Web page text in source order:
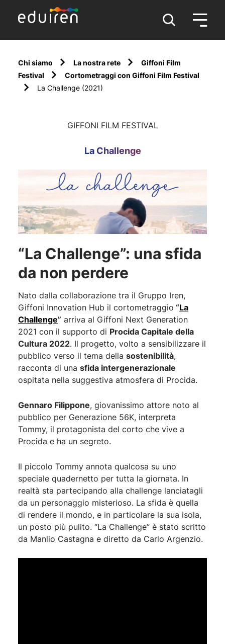
Chi siamo La nostra rete
Giffoni Film
Festival
Cortometraggi con Giffoni Film Festival
La Challenge (2021)
GIFFONI FILM FESTIVAL
La Challenge
“La Challenge”: una sfida
da non perdere
Nato dalla collaborazione tra il Gruppo Iren,
Giffoni Innovation Hub il cortometraggio “La
Challenge” arriva al Giffoni Next Generation
2021 con il supporto di Procida Capitale della
Cultura 2022. Il progetto, volto a sensibilizzare il
pubblico verso il tema della sostenibilità,
racconta di una sfida intergenerazionale
ospitata nella suggestiva atmosfera di Procida.
Gennaro Filippone, giovanissimo attore noto al
pubblico per Generazione 56K, interpreta
Tommy, il protagonista del corto che vive a
Procida e ha un segreto.
Il piccolo Tommy annota qualcosa su uno
speciale quadernetto per tutta la giornata. In
realtà sta partecipando alla challenge lanciatagli
da un personaggio misterioso. La sfida è quella
di rendere il mondo, e in particolare la sua isola,
un posto più pulito. “La Challenge” è stato scritto
da Manlio Castagna e diretto da Carlo Argenzio.